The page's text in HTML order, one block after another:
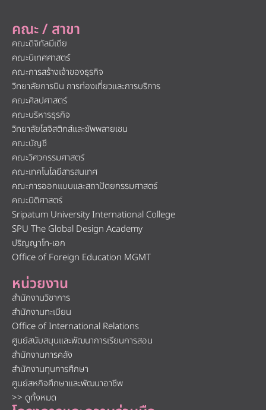
คณะ / สาขา
คณะดิจิทัลมีเดีย
คณะนิเทศศาสตร์
คณะการสร้างเจ้าของธุรกิจ
วิทยาลัยการบิน การท่องเที่ยวและการบริการ
คณะศิลปศาสตร์
คณะบริหารธุรกิจ
วิทยาลัยโลจิสติกส์และซัพพลายเชน
คณะบัญชี
คณะวิศวกรรมศาสตร์
คณะเทคโนโลยีสารสนเทศ
คณะการออกแบบและสถาปัตยกรรมศาสตร์
คณะนิติศาสตร์
Sripatum University International College
SPU The Global Design Academy
ปริญญาโท-เอก
Office of Foreign Education MGMT
หน่วยงาน
สำนักงานวิชาการ
สำนักงานทะเบียน
Office of International Relations
ศูนย์สนับสนุนและพัฒนาการเรียนการสอน
สำนักงานการคลัง
สำนักงานทุนการศึกษา
ศูนย์สหกิจศึกษาและพัฒนาอาชีพ
>> ดูทั้งหมด